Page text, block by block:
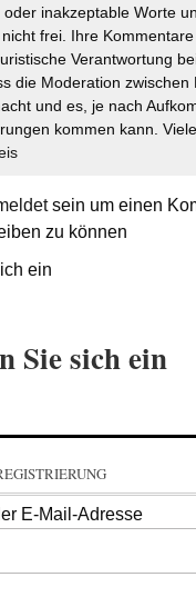
inakzeptable Worte
frei. Ihre
Verantwortung
die Moderation zwischen
und es, je nach
kommen kann.
sein um einen
zu können
ein
Sie sich ein
E-Mail-Adresse